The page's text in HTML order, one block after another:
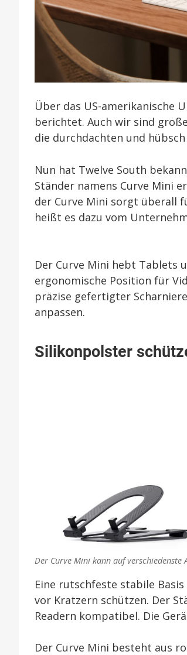
Über das US-amerikanische
berichtet. Auch wir sind
die durchdachten und
Nun hat Twelve South
Ständer namens Curve Mini
der Curve Mini sorgt überall
heißt es dazu vom
Der Curve Mini hebt Tablets
ergonomische Position für
präzise gefertigter
anpassen.
Silikonpolster
Der Curve Mini kann auf verschiedenste
Eine rutschfeste stabile
vor Kratzern schützen. Der
Readern kompatibel. Die
Der Curve Mini besteht aus